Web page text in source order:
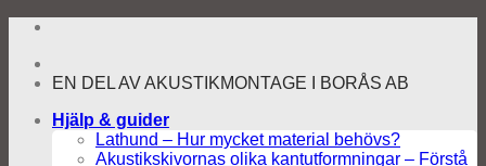
Skip
content
EN DEL AV AKUSTIKMONTAGE I BORÅS AB
Hjälp & guider
Lathund – Hur mycket material behövs?
Akustikskivornas olika kantutformningar – Förstå